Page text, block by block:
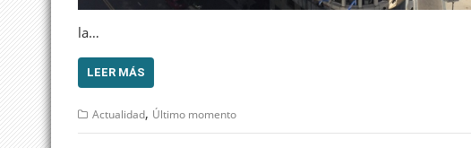
la…
LEER MÁS
Actualidad, Último momento